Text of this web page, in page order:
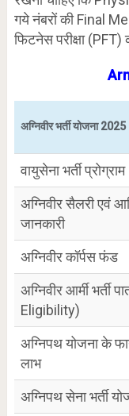
गये नंबरों की Final
फिटनेस परीक्षा (PFT)
अग्निवीर भर्ती योजना 2025
वायुसेना भर्ती प्रोग्राम
अग्निवीर सैलरी एवं
जानकारी
अग्निवीर कॉर्पस फंड
अग्निवीर आर्मी भर्ती
Eligibility)
अग्निपथ योजना के
लाभ
अग्निपथ सेना भर्ती